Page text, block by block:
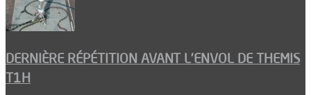
DERNIÈRE RÉPÉTITION AVANT L’ENVOL DE THEMIS
T1H